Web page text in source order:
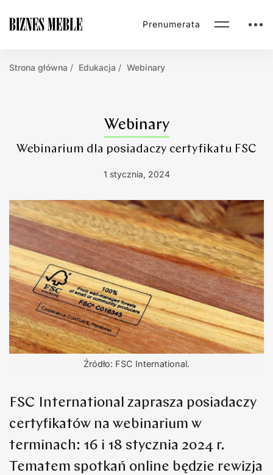
Prenumerata
Strona główna Edukacja Webinary
Webinary
Webinarium dla posiadaczy certyfikatu FSC
1 stycznia, 2024
Źródło: FSC International.
FSC International zaprasza posiadaczy
certyfikatów na webinarium w
terminach: 16 i 18 stycznia 2024 r.
Tematem spotkań online będzie rewizja